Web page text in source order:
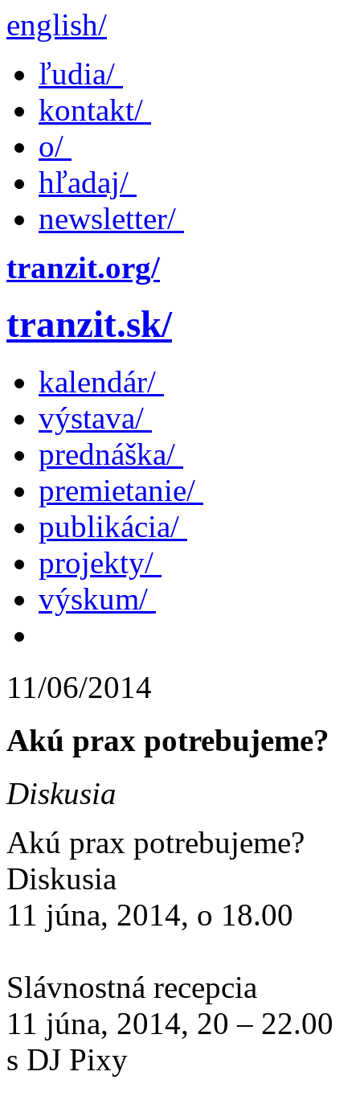
english/
ľudia/
kontakt/
o/
hľadaj/
newsletter/
tranzit.org/
tranzit.sk/
kalendár/
výstava/
prednáška/
premietanie/
publikácia/
projekty/
výskum/
11/06/2014
Akú prax potrebujeme?
Diskusia
Akú prax potrebujeme?
Diskusia
11 júna, 2014, o 18.00
Slávnostná recepcia
11 júna, 2014, 20 – 22.00
s DJ Pixy